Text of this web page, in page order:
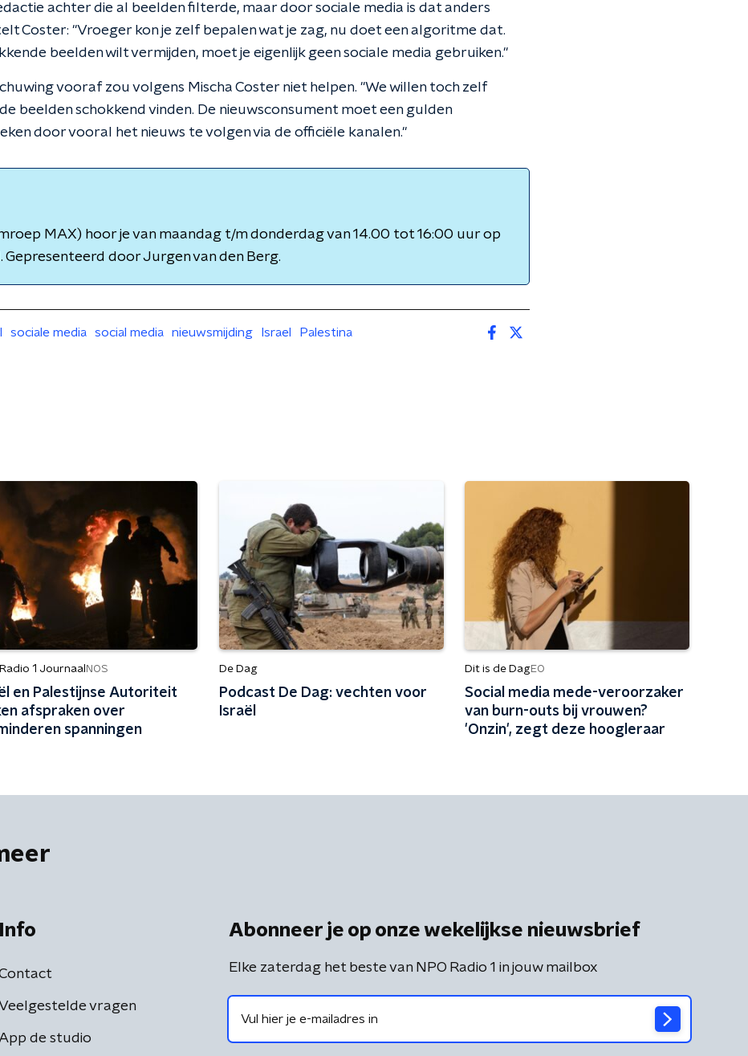
achter die al beelden filterde, maar door sociale media is dat anders
Coster: "Vroeger kon je zelf bepalen wat je zag, nu doet een algoritme dat.
beelden wilt vermijden, moet je eigenlijk geen sociale media gebruiken."
vooraf zou volgens Mischa Coster niet helpen. "We willen toch zelf
beelden schokkend vinden. De nieuwsconsument moet een gulden
door vooral het nieuws te volgen via de officiële kanalen."
MAX) hoor je van maandag t/m donderdag van 14.00 tot 16:00 uur op
Gepresenteerd door Jurgen van den Berg.
sociale media social media nieuwsmijding Israel Palestina
1 Journaal NOS
en Palestijnse Autoriteit
afspraken over
spanningen
De Dag
Podcast De Dag: vechten voor
Israël
Dit is de DagEO
Social media mede-veroorzaker
van burn-outs bij vrouwen?
'Onzin', zegt deze hoogleraar
Info
vragen
de studio
Abonneer je op onze wekelijkse nieuwsbrief
Elke zaterdag het beste van NPO Radio 1 in jouw mailbox